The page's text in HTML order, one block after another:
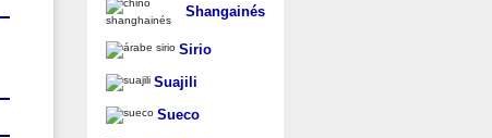
Shangainés
Sirio
Suajili
Sueco